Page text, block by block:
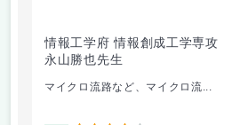
情報工学府 情報創成工学専攻
永山勝也先生
マイクロ流路など、マイクロ流...